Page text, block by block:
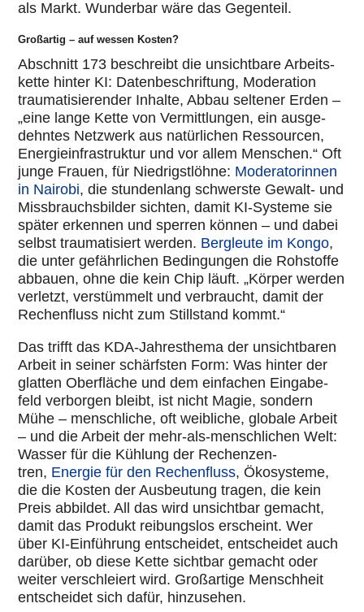
als Markt. Wun­der­bar wäre das Gegen­teil.
Großartig – auf wessen Kosten?
Abschnitt 173 beschreibt die unsicht­bare Arbeits­
kette hinter KI: Daten­be­schrif­tung, Mode­ra­tion
trau­ma­ti­sie­ren­der Inhalte, Abbau seltener Erden –
„eine lange Kette von Ver­mitt­lun­gen, ein aus­ge­
dehn­tes Netzwerk aus natür­li­chen Res­sour­cen,
Ener­gie­infra­struk­tur und vor allem Menschen.“ Oft
junge Frauen, für Nied­rigst­löhne: Mode­ra­to­rin­nen
in Nairobi, die stun­den­lang schwerste Gewalt- und
Miss­brauchs­bil­der sichten, damit KI-Systeme sie
später erkennen und sperren können – und dabei
selbst trau­ma­ti­siert werden. Berg­leute im Kongo,
die unter gefähr­li­chen Bedin­gun­gen die Roh­stoffe
abbauen, ohne die kein Chip läuft. „Körper werden
verletzt, ver­stüm­melt und ver­braucht, damit der
Rechen­fluss nicht zum Still­stand kommt.“
Das trifft das KDA-Jah­res­thema der unsicht­ba­ren
Arbeit in seiner schärfs­ten Form: Was hinter der
glatten Ober­flä­che und dem ein­fa­chen Ein­ga­be­
feld ver­bor­gen bleibt, ist nicht Magie, sondern
Mühe – mensch­li­che, oft weib­li­che, globale Arbeit
– und die Arbeit der mehr-als-mensch­li­chen Welt:
Wasser für die Kühlung der Rechen­zen­
tren, Energie für den Rechen­fluss, Öko­sys­teme,
die die Kosten der Aus­beu­tung tragen, die kein
Preis abbildet. All das wird unsicht­bar gemacht,
damit das Produkt rei­bungs­los erscheint. Wer
über KI-Ein­füh­rung ent­schei­det, ent­schei­det auch
darüber, ob diese Kette sichtbar gemacht oder
weiter ver­schlei­ert wird. Groß­ar­tige Mensch­heit
ent­schei­det sich dafür, hin­zu­se­hen.